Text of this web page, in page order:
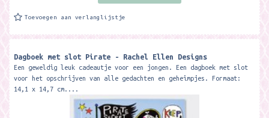
Toevoegen aan verlanglijstje
Dagboek met slot Pirate - Rachel Ellen Designs
Een geweldig leuk cadeautje voor een jongen. Een dagboek met slot
voor het opschrijven van alle gedachten en geheimpjes. Formaat:
14,1 x 14,7 cm....